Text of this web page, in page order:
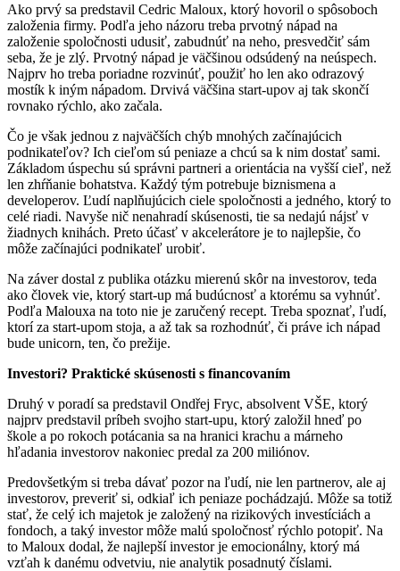
Ako prvý sa predstavil Cedric Maloux, ktorý hovoril o spôsoboch
založenia firmy. Podľa jeho názoru treba prvotný nápad na
založenie spoločnosti udusiť, zabudnúť na neho, presvedčiť sám
seba, že je zlý. Prvotný nápad je väčšinou odsúdený na neúspech.
Najprv ho treba poriadne rozvinúť, použiť ho len ako odrazový
mostík k iným nápadom. Drvivá väčšina start-upov aj tak skončí
rovnako rýchlo, ako začala.
Čo je však jednou z najväčších chýb mnohých začínajúcich
podnikateľov? Ich cieľom sú peniaze a chcú sa k nim dostať sami.
Základom úspechu sú správni partneri a orientácia na vyšší cieľ, než
len zhŕňanie bohatstva. Každý tým potrebuje biznismena a
developerov. Ľudí naplňujúcich ciele spoločnosti a jedného, ktorý to
celé riadi. Navyše nič nenahradí skúsenosti, tie sa nedajú nájsť v
žiadnych knihách. Preto účasť v akcelerátore je to najlepšie, čo
môže začínajúci podnikateľ urobiť.
Na záver dostal z publika otázku mierenú skôr na investorov, teda
ako človek vie, ktorý start-up má budúcnosť a ktorému sa vyhnúť.
Podľa Malouxa na toto nie je zaručený recept. Treba spoznať, ľudí,
ktorí za start-upom stoja, a až tak sa rozhodnúť, či práve ich nápad
bude unicorn, ten, čo prežije.
Investori? Praktické skúsenosti s financovaním
Druhý v poradí sa predstavil Ondřej Fryc, absolvent VŠE, ktorý
najprv predstavil príbeh svojho start-upu, ktorý založil hneď po
škole a po rokoch potácania sa na hranici krachu a márneho
hľadania investorov nakoniec predal za 200 miliónov.
Predovšetkým si treba dávať pozor na ľudí, nie len partnerov, ale aj
investorov, preveriť si, odkiaľ ich peniaze pochádzajú. Môže sa totiž
stať, že celý ich majetok je založený na rizikových investíciách a
fondoch, a taký investor môže malú spoločnosť rýchlo potopiť. Na
to Maloux dodal, že najlepší investor je emocionálny, ktorý má
vzťah k danému odvetviu, nie analytik posadnutý číslami.